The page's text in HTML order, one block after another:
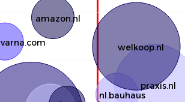
amazon.nl
nl.bauhaus
praxis.nl
welkoop.nl